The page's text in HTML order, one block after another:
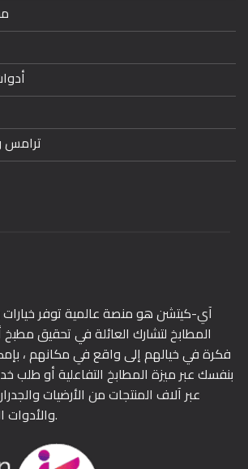
ترامس
آي-كيتشن هو منصة عالمية توفر
المطابخ لتشارك العائلة في تحقيق
فكرة في خيالهم إلى واقع في مكانهم ،
بنفسك عبر ميزة المطابخ التفاعلية أو طلب
عبر آلاف المنتجات من الأرضيات
والأدوات المنزلية ، إحنا المطبخ.